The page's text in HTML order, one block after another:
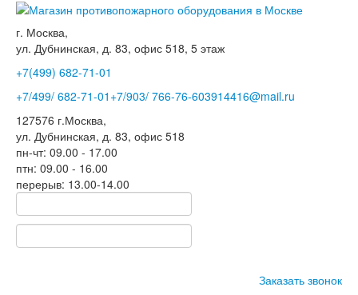
г. Москва,
ул. Дубнинская, д. 83, офис 518, 5 этаж
+7(499) 682-71-01
+7/499/ 682-71-01 +7/903/ 766-76-603914416@mail.ru
127576 г.Москва,
ул. Дубнинская, д. 83, офис 518
пн-чт: 09.00 - 17.00
птн: 09.00 - 16.00
перерыв: 13.00-14.00
Заказать звонок